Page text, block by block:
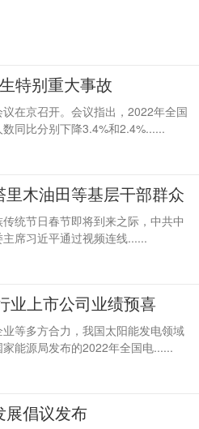
特别重大事故
在京召开。会议指出，2022年全国
同比分别下降3.4%和2.4%......
木油田等基层干部群众
统节日春节即将到来之际，中共中
席习近平通过视频连线......
业上市公司业绩预喜
等多方合力，我国太阳能发电领域
能源局发布的2022年全国电......
展倡议发布